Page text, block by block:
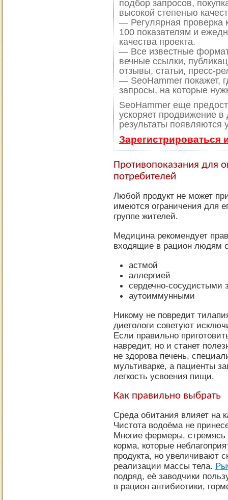
подбор запросов,
высокой степенью
— Регулярная проверка
100 показателям и
качества проекта.
— Все известные
вечные ссылки,
отзывы, статьи, пресс-
— SeoHammer покажет,
запросы, на которые
SeoHammer еще
ускоряет продвижение
результаты появляются
Зарегистрироваться
Противопоказания для
потребителей
Любой продукт не может
имеются ограничения для
группе жителей.
Медицина рекомендует
входящие в рацион людям
астмой
аллергией
сердечно-сосудистыми
аутоиммунными
Никому не повредит
диетологи советуют
Если правильно
навредит, но и станет
не здорова печень,
мультиварке, а пациенты
легкость усвоения пищи.
Как правильно выбрать
Среда обитания влияет на
Чистота водоёма не
Многие фермеры, стремясь
корма, которые
продукта, но увеличивают
реализации массы тела.
подряд, её заводчики
в рацион антибиотики,